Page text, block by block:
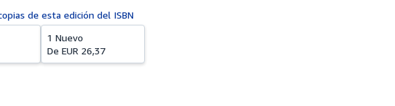
de esta edición del ISBN
1 Nuevo
De EUR 26,37